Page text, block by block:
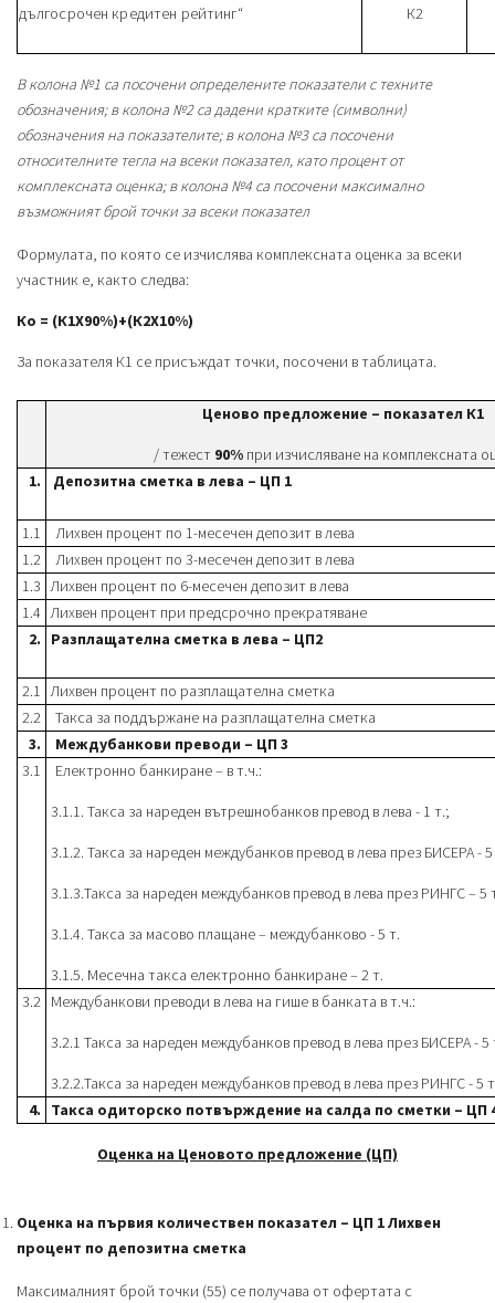
дългосрочен кредитен рейтинг“
К2
В колона №1 са посочени определените показатели с техните
обозначения; в колона №2 са дадени кратките (символни)
обозначения на показателите; в колона №3 са посочени
относителните тегла на всеки показател, като процент от
комплексната оценка; в колона №4 са посочени максимално
възможният брой точки за всеки показател
Формулата, по която се изчислява комплексната оценка за всеки
участник е, както следва:
Ко = (К1Х90%)+(К2Х10%)
За показателя К1 се присъждат точки, посочени в таблицата.
Ценово предложение – показател К1
/ тежест90%при изчисляване на комплексната
1.
Депозитна сметка в лева – ЦП 1
1.1
Лихвен процент по 1-месечен депозит в лева
1.2
Лихвен процент по 3-месечен депозит в лева
1.3 Лихвен процент по 6-месечен депозит в лева
1.4 Лихвен процент при предсрочно прекратяване
2.
Разплащателна сметка в лева – ЦП2
2.1 Лихвен процент по разплащателна сметка
2.2
Такса за поддържане на разплащателна сметка
3.
Междубанкови преводи – ЦП 3
3.1
Електронно банкиране – в т.ч.:
3.1.1. Такса за нареден вътрешнобанков превод в лева - 1 т.;
3.1.2. Такса за нареден междубанков превод в лева през БИСЕРА - 5
3.1.3.Такса за нареден междубанков превод в лева през РИНГС – 5
3.1.4. Такса за масово плащане – междубанково - 5 т.
3.1.5. Месечна такса електронно банкиране – 2 т.
3.2 Междубанкови преводи в лева на гише в банката в т.ч.:
3.2.1 Такса за нареден междубанков превод в лева през БИСЕРА - 5
3.2.2.Такса за нареден междубанков превод в лева през РИНГС - 5
4.
Такса одиторско потвърждение на салда по сметки – ЦП
Оценка на Ценовото предложение (ЦП)
Оценка на първия количествен показател – ЦП 1 Лихвен
процент по депозитна сметка
Максималният брой точки (55) се получава от офертата с